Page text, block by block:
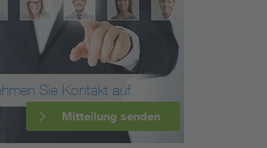
Sie Kontakt auf
Mitteilung senden